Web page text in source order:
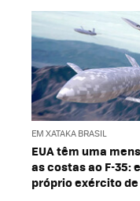
EM XATAKA BRASIL
EUA têm uma
as costas ao F-35:
próprio exército